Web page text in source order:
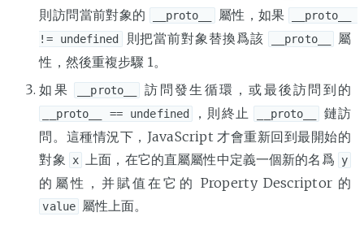
則訪問當前對象的
__proto__ 屬性，如果
__proto__
!= undefined
則把當前對象替換爲該 __proto__
屬
性，然後重複步驟 1。
如果
__proto__ 訪問發生循環，或最後訪問到的
__proto__ == undefined ，則終止 __proto__
鏈訪
問。這種情況下，JavaScript 才會重新回到最開始的
對象
x 上面，在它的直屬屬性中定義一個新的名爲 y
的屬性，并賦值在它的 Property Descriptor 的
value 屬性上面。